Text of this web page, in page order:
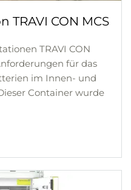
TRAVI CON MCS
TRAVI CON
für das
im Innen- und
Container wurde